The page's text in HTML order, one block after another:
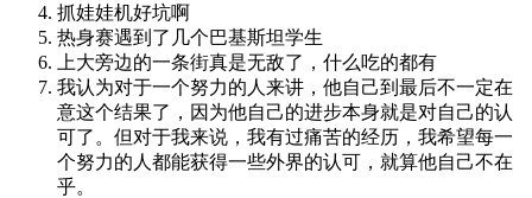
抓娃娃机好坑啊
热身赛遇到了几个巴基斯坦学生
上大旁边的一条街真是无敌了，什么吃的都有
我认为对于一个努力的人来讲，他自己到最后不一定在
意这个结果了，因为他自己的进步本身就是对自己的认
可了。但对于我来说，我有过痛苦的经历，我希望每一
个努力的人都能获得一些外界的认可，就算他自己不在
乎。